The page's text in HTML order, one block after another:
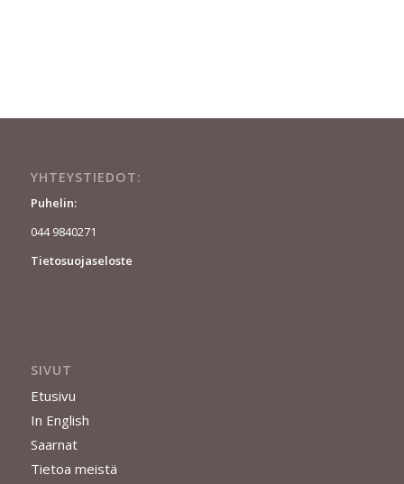
YHTEYSTIEDOT:
Puhelin:
044 9840271
Tietosuojaseloste
SIVUT
Etusivu
In English
Saarnat
Tietoa meistä